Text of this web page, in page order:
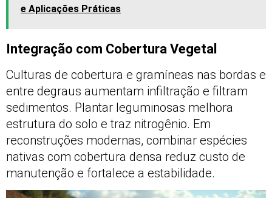
e Aplicações Práticas
Integração com Cobertura Vegetal
Culturas de cobertura e gramíneas nas bordas e
entre degraus aumentam infiltração e filtram
sedimentos. Plantar leguminosas melhora
estrutura do solo e traz nitrogênio. Em
reconstruções modernas, combinar espécies
nativas com cobertura densa reduz custo de
manutenção e fortalece a estabilidade.